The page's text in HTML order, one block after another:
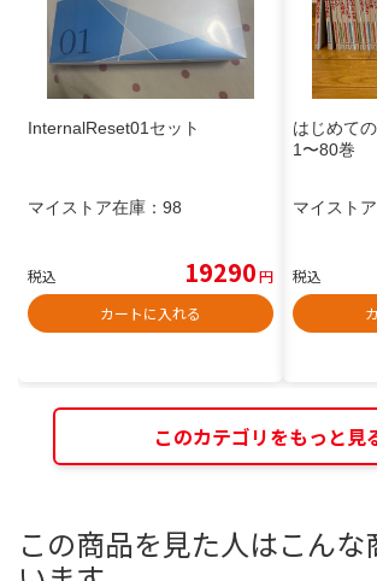
InternalReset01セット
マイストア在庫： 98
税込 19290円
カートに入れる
はじめて
1〜80巻
マイストア
税込
このカテゴリをもっと見
この商品を見た人はこんな